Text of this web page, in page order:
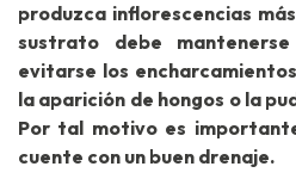
produzca inflorescencias
sustrato debe
evitarse los
la aparición de hongos o la
Por tal motivo es
cuente con un buen drenaje.